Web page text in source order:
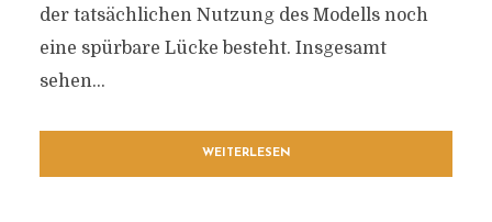
der tatsächlichen Nutzung des Modells noch
eine spürbare Lücke besteht. Insgesamt
sehen...
WEITERLESEN